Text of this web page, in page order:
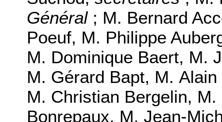
Général; M. Bernard
Poeuf, M. Philippe
M. Dominique Baert, M.
M. Gérard Bapt, M.
M. Christian Bergelin, M.
Bonrepaux, M. Jean-